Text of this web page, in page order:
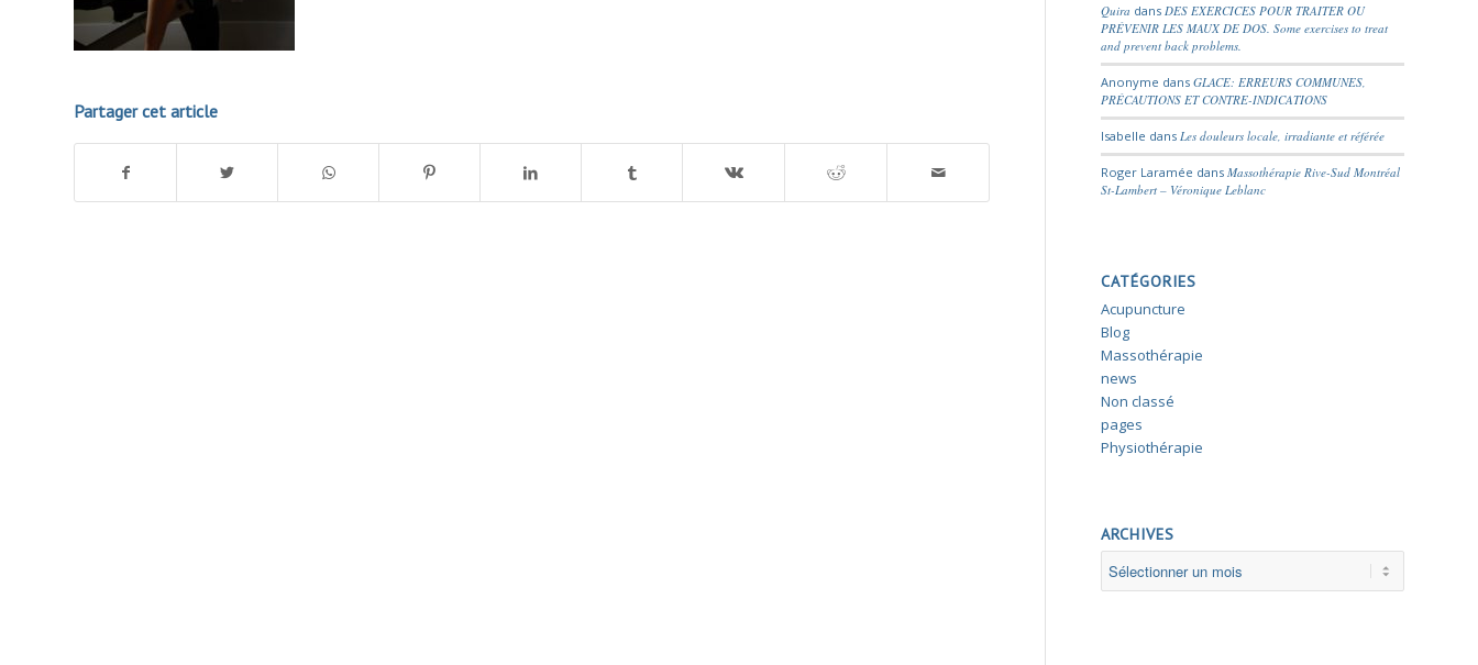
Partager cet article
Quira dans DES EXERCICES POUR TRAITER OU
PRÉVENIR LES MAUX DE DOS. Some exercises to treat
and prevent back problems.
Anonyme dansGLACE: ERREURS COMMUNES,
PRÉCAUTIONS ET CONTRE-INDICATIONS
Isabelle dans Les douleurs locale, irradiante et référée
Roger Laramée dansMassothérapie Rive-Sud Montréal
St-Lambert – Véronique Leblanc
CATÉGORIES
Acupuncture
Blog
Massothérapie
news
Non classé
pages
Physiothérapie
ARCHIVES